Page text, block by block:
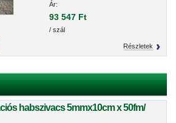
Ár:
93 547 Ft
/ szál
Részletek
habszivacs 5mmx10cm x 50fm/